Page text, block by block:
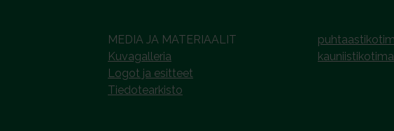
MEDIA JA MATERIAALIT
Kuvagalleria
Logot ja esitteet
Tiedotearkisto